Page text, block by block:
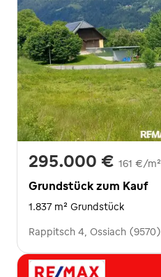
295.000 € 161 €/m²
Grundstück zum Kauf
1.837 m² Grundstück
Rappitsch 4, Ossiach (9570)